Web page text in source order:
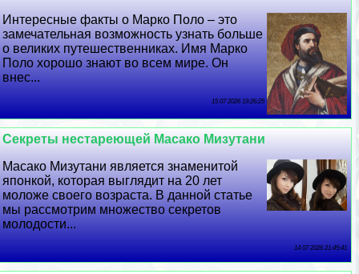
Интересные факты о Марко Поло – это
замечательная возможность узнать больше
о великих путешественниках. Имя Марко
Поло хорошо знают во всем мире. Он
внес...
15 07 2026 19:26:25
Секреты нестареющей Масако Мизутани
Масако Мизутани является знаменитой
японкой, которая выглядит на 20 лет
моложе своего возраста. В данной статье
мы рассмотрим множество секретов
молодости...
14 07 2026 21:45:41